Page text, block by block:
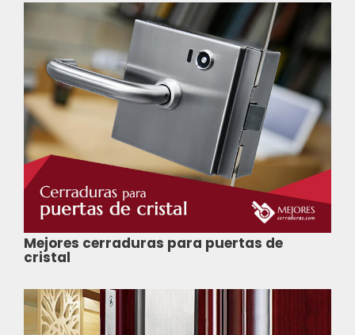
Mejores cerraduras para puertas de
cristal